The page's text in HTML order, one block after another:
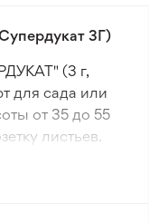
3Г)
(3 г,
для сада или
от 35 до 55
листьев.